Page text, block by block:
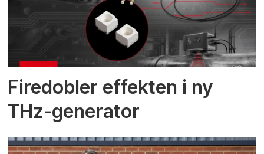
Firedobler effekten i ny
THz-generator